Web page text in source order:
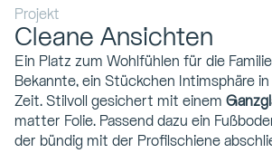
Projekt
Cleane Ansichten
Ein Platz zum Wohlfühlen für die
Bekannte, ein Stückchen Intimsphäre
Zeit. Stilvoll gesichert mit einem
matter Folie. Passend dazu ein
der bündig mit der Profilschiene